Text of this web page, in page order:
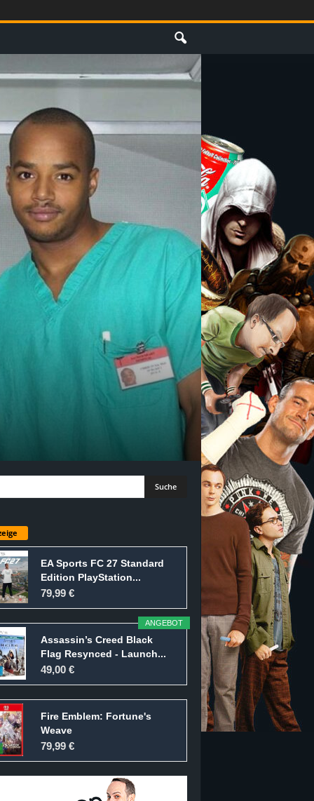
EA Sports FC 27 Standard
Edition PlayStation...
79,99 €
ANGEBOT
Assassin’s Creed Black
Flag Resynced - Launch...
49,00 €
Fire Emblem: Fortune's
Weave
79,99 €